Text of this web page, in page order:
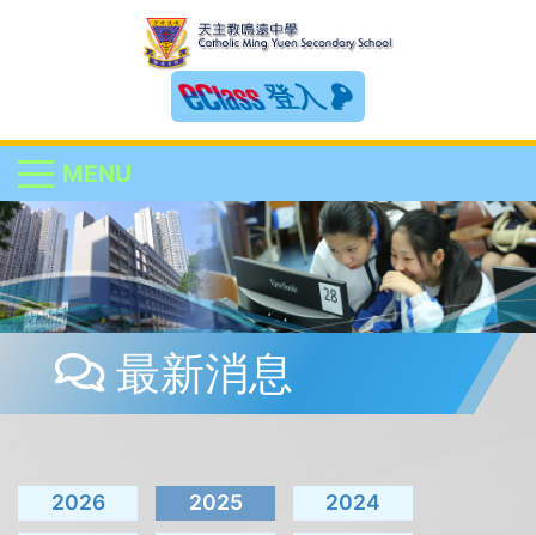
登入
MENU
最新消息
2026 2025
2024